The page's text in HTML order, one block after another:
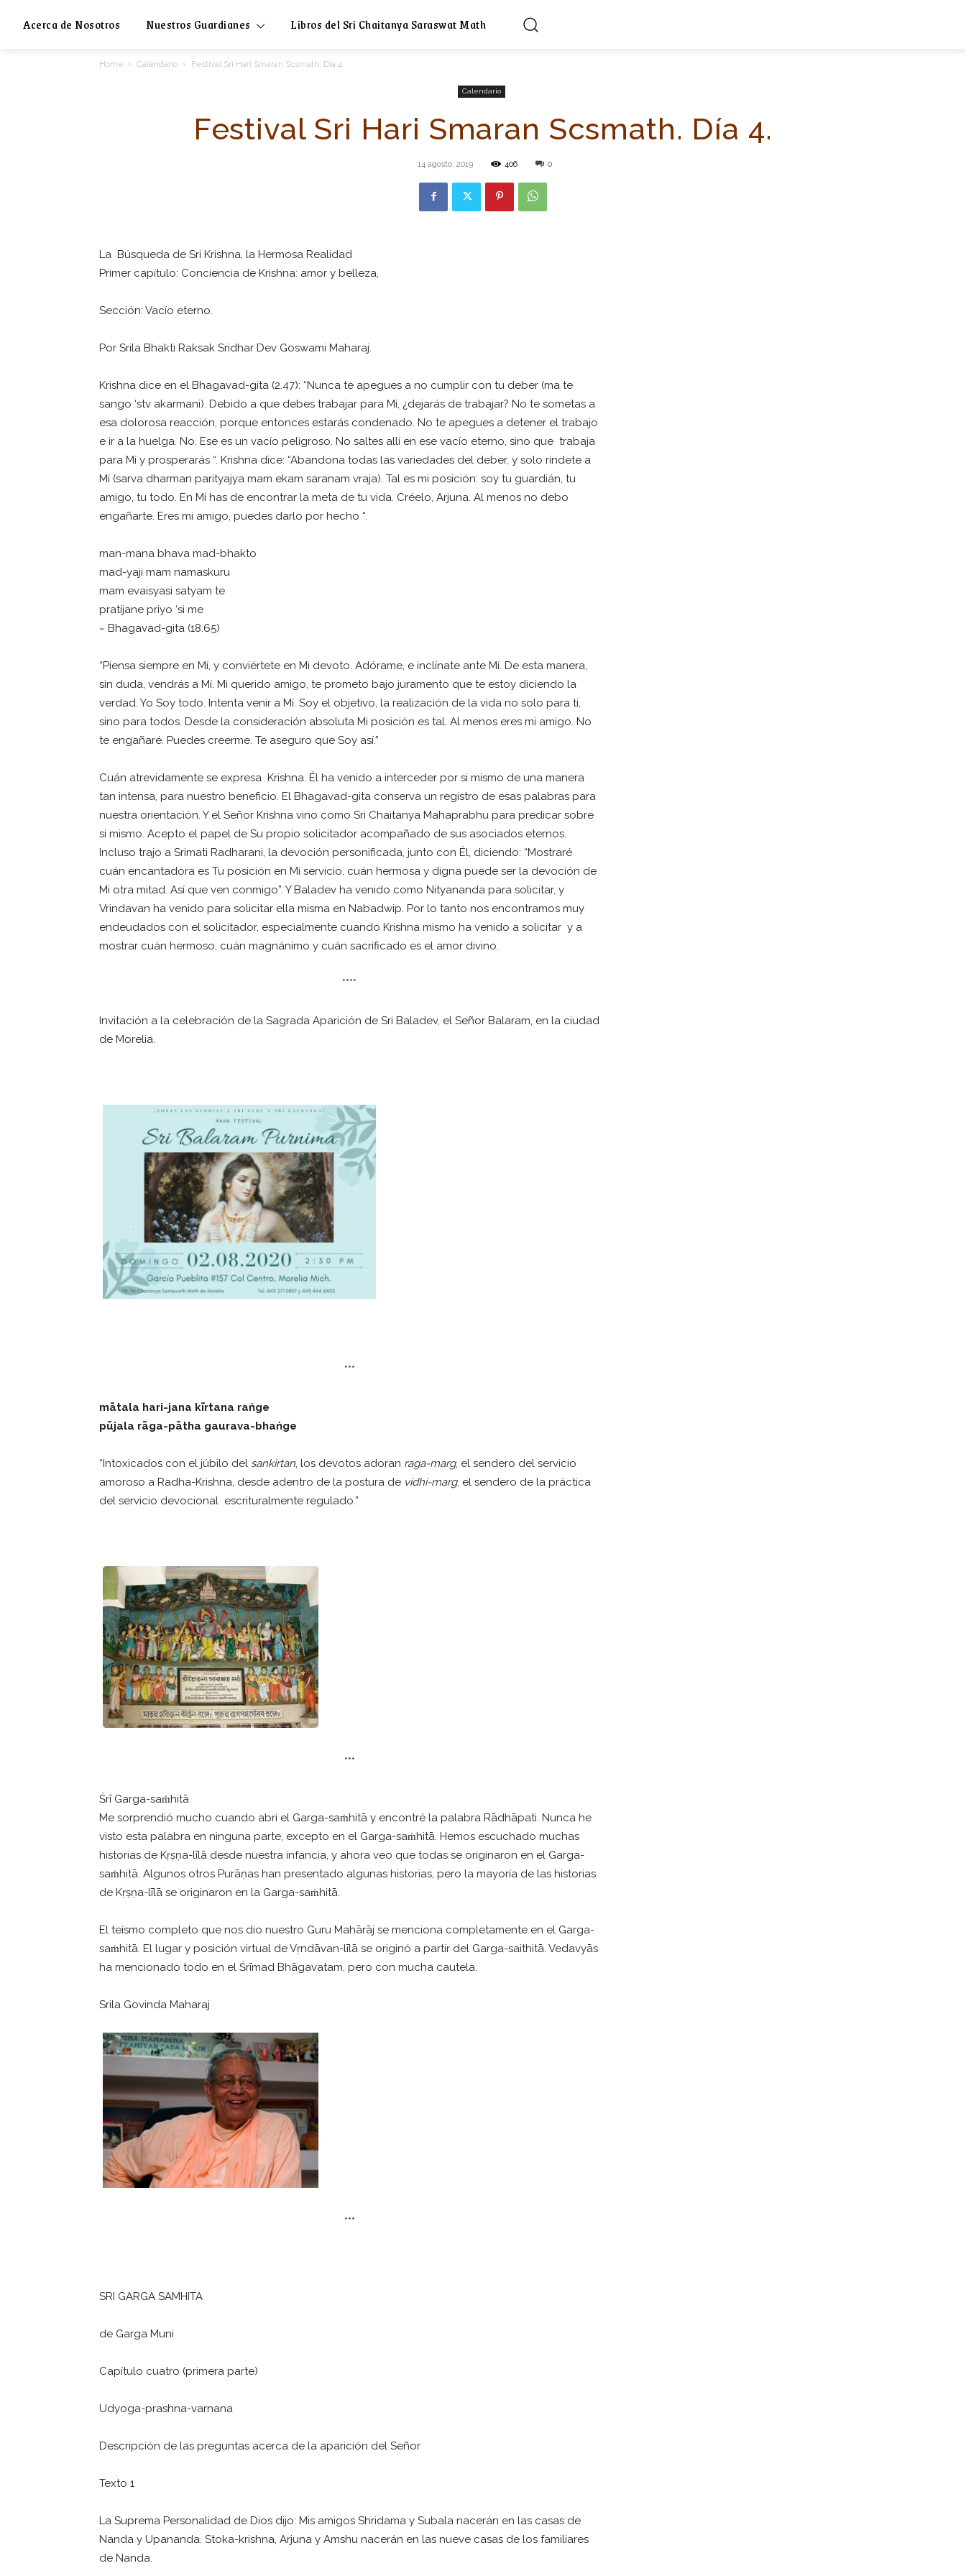
Acerca de Nosotros Nuestros Guardianes Libros del Sri Chaitanya Saraswat Math
Home Calendario Festival Sri Hari Smaran Scsmath. Día 4.
Calendario
Festival Sri Hari Smaran Scsmath. Día 4.
14 agosto, 2019 406 0
La Búsqueda de Sri Krishna, la Hermosa Realidad
Primer capítulo: Conciencia de Krishna: amor y belleza,
Sección: Vacío eterno.
Por Srila Bhakti Raksak Sridhar Dev Goswami Maharaj.
Krishna dice en el Bhagavad-gita (2.47): “Nunca te apegues a no cumplir con tu deber (ma te
sango ‘stv akarmani). Debido a que debes trabajar para Mí, ¿dejarás de trabajar? No te sometas a
esa dolorosa reacción, porque entonces estarás condenado. No te apegues a detener el trabajo
e ir a la huelga. No. Ese es un vacío peligroso. No saltes allí en ese vacío eterno, sino que trabaja
para Mí y prosperarás “. Krishna dice: “Abandona todas las variedades del deber, y solo ríndete a
Mí (sarva dharman parityajya mam ekam saranam vraja). Tal es mi posición: soy tu guardián, tu
amigo, tu todo. En Mí has de encontrar la meta de tu vida. Créelo, Arjuna. Al menos no debo
engañarte. Eres mi amigo, puedes darlo por hecho “.
man-mana bhava mad-bhakto
mad-yaji mam namaskuru
mam evaisyasi satyam te
pratijane priyo ‘si me
~ Bhagavad-gita (18.65)
“Piensa siempre en Mí, y conviértete en Mi devoto. Adórame, e inclínate ante Mí. De esta manera,
sin duda, vendrás a Mí. Mi querido amigo, te prometo bajo juramento que te estoy diciendo la
verdad. Yo Soy todo. Intenta venir a Mí. Soy el objetivo, la realización de la vida no solo para ti,
sino para todos. Desde la consideración absoluta Mi posición es tal. Al menos eres mi amigo. No
te engañaré. Puedes creerme. Te aseguro que Soy así.”
Cuán atrevidamente se expresa Krishna. Él ha venido a interceder por si mismo de una manera
tan intensa, para nuestro beneficio. El Bhagavad-gita conserva un registro de esas palabras para
nuestra orientación. Y el Señor Krishna vino como Sri Chaitanya Mahaprabhu para predicar sobre
sí mismo. Acepto el papel de Su propio solicitador acompañado de sus asociados eternos.
Incluso trajo a Srimati Radharani, la devoción personificada, junto con Él, diciendo: “Mostraré
cuán encantadora es Tu posición en Mi servicio, cuán hermosa y digna puede ser la devoción de
Mi otra mitad. Así que ven conmigo”. Y Baladev ha venido como Nityananda para solicitar, y
Vrindavan ha venido para solicitar ella misma en Nabadwip. Por lo tanto nos encontramos muy
endeudados con el solicitador, especialmente cuando Krishna mismo ha venido a solicitar y a
mostrar cuán hermoso, cuán magnánimo y cuán sacrificado es el amor divino.
****
Invitación a la celebración de la Sagrada Aparición de Sri Baladev, el Señor Balaram, en la ciudad
de Morelia.
***
mātala hari-jana kīrtana raṅge
pūjala rāga-pātha gaurava-bhaṅge
“Intoxicados con el júbilo del sankirtan, los devotos adoran raga-marg, el sendero del servicio
amoroso a Radha-Krishna, desde adentro de la postura de vidhi-marg, el sendero de la práctica
del servicio devocional escrituralmente regulado.”
***
Śrī Garga-saṁhitā
Me sorprendió mucho cuando abrí el Garga-saṁhitā y encontré la palabra Rādhāpati. Nunca he
visto esta palabra en ninguna parte, excepto en el Garga-saṁhitā. Hemos escuchado muchas
historias de Kṛṣṇa-līlā desde nuestra infancia, y ahora veo que todas se originaron en el Garga-
saṁhitā. Algunos otros Purāṇas han presentado algunas historias, pero la mayoría de las historias
de Kṛṣṇa-līlā se originaron en la Garga-saṁhitā.
El teísmo completo que nos dio nuestro Guru Mahārāj se menciona completamente en el Garga-
saṁhitā. El lugar y posición virtual de Vṛndāvan-līlā se originó a partir del Garga-saithitā. Vedavyās
ha mencionado todo en el Śrīmad Bhāgavatam, pero con mucha cautela.
Srila Govinda Maharaj
***
SRI GARGA SAMHITA
de Garga Muni
Capítulo cuatro (primera parte)
Udyoga-prashna-varnana
Descripción de las preguntas acerca de la aparición del Señor
Texto 1
La Suprema Personalidad de Dios dijo: Mis amigos Shridama y Subala nacerán en las casas de
Nanda y Upananda. Stoka-krishna, Arjuna y Amshu nacerán en las nueve casas de los familiares
de Nanda.